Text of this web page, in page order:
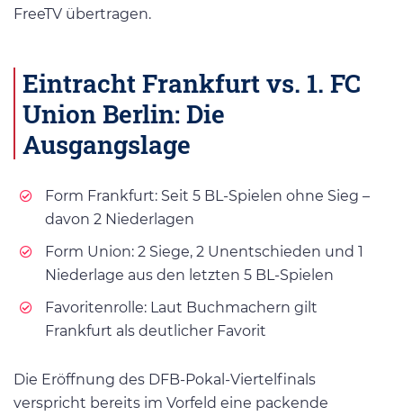
FreeTV übertragen.
Eintracht Frankfurtvs. 1. FC
Union Berlin: Die
Ausgangslage
Form Frankfurt: Seit 5 BL-Spielen ohne Sieg –
davon 2 Niederlagen
Form Union: 2 Siege, 2 Unentschieden und 1
Niederlage aus den letzten 5 BL-Spielen
Favoritenrolle: Laut Buchmachern gilt
Frankfurt als deutlicher Favorit
Die Eröffnung des DFB-Pokal-Viertelfinals
verspricht bereits im Vorfeld eine packende